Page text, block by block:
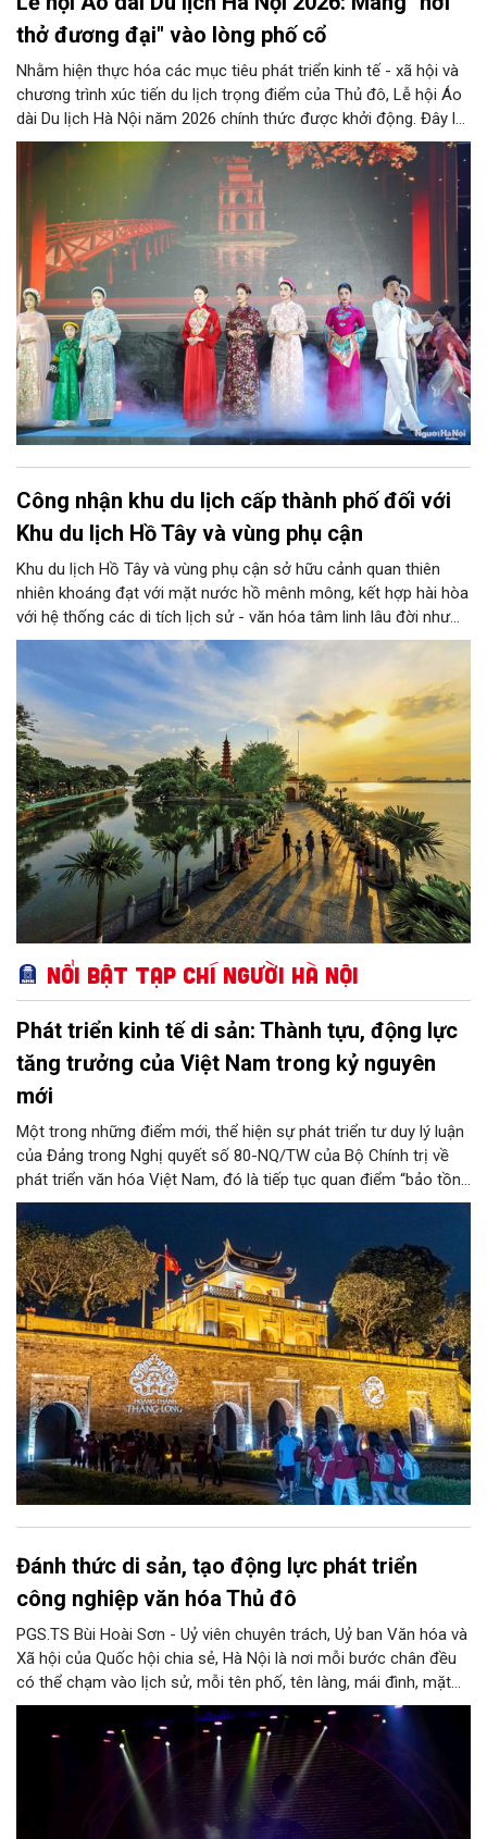
thở đương đại" vào lòng phố cổ
Nhằm hiện thực hóa các mục tiêu phát triển kinh tế - xã hội và
chương trình xúc tiến du lịch trọng điểm của Thủ đô, Lễ hội Áo
dài Du lịch Hà Nội năm 2026 chính thức được khởi động. Đây là
sự kiện văn hóa - du lịch thường niên quy mô lớn, mang sứ
mệnh tôn vinh, bảo tồn giá trị tà áo dài truyền thống, đồng thời
mở ra những chương mới cho sự phát triển của du lịch Hà Nội
nói riêng và Việt Nam nói chung trong lòng bạn bè quốc tế.
Công nhận khu du lịch cấp thành phố đối với
Khu du lịch Hồ Tây và vùng phụ cận
Khu du lịch Hồ Tây và vùng phụ cận sở hữu cảnh quan thiên
nhiên khoáng đạt với mặt nước hồ mênh mông, kết hợp hài hòa
với hệ thống các di tích lịch sử - văn hóa tâm linh lâu đời như
chùa Trấn Quốc, phủ Tây Hồ và các làng nghề truyền thống đặc
sắc...
Nổi bật Tạp chí Người Hà Nội
Phát triển kinh tế di sản: Thành tựu, động lực
tăng trưởng của Việt Nam trong kỷ nguyên
mới
Một trong những điểm mới, thể hiện sự phát triển tư duy lý luận
của Đảng trong Nghị quyết số 80-NQ/TW của Bộ Chính trị về
phát triển văn hóa Việt Nam, đó là tiếp tục quan điểm “bảo tồn
và phát huy giá trị di sản văn hóa gắn kết với phát triển kinh tế -
xã hội và du lịch”; đồng thời, nâng lên một tầm cao mới: “phát
triển kinh tế di sản”.
Đánh thức di sản, tạo động lực phát triển
công nghiệp văn hóa Thủ đô
PGS.TS Bùi Hoài Sơn - Uỷ viên chuyên trách, Uỷ ban Văn hóa và
Xã hội của Quốc hội chia sẻ, Hà Nội là nơi mỗi bước chân đều
có thể chạm vào lịch sử, mỗi tên phố, tên làng, mái đình, mặt
hồ, nếp nhà, câu hát, món ăn, làn điệu, nghề thủ công đều có
thể kể một câu chuyện về chiều sâu văn hiến của dân tộc.
Nhưng trong kỷ nguyên mới, câu hỏi đặt ra không chỉ Hà Nội có
bao nhiêu di sản, bao nhiêu văn nghệ sĩ, trí thức, không gian ký
ức, mà là làm thế nào để những giá trị ấy trở thành nguồn lực
phát triển, thành sức mạnh mềm, thành động lực sáng tạo,